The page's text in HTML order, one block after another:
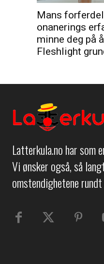
Mans
onanerings
minne deg på
Fleshlight
Latterkula.no har som
Vi ønsker også, så
omstendighetene